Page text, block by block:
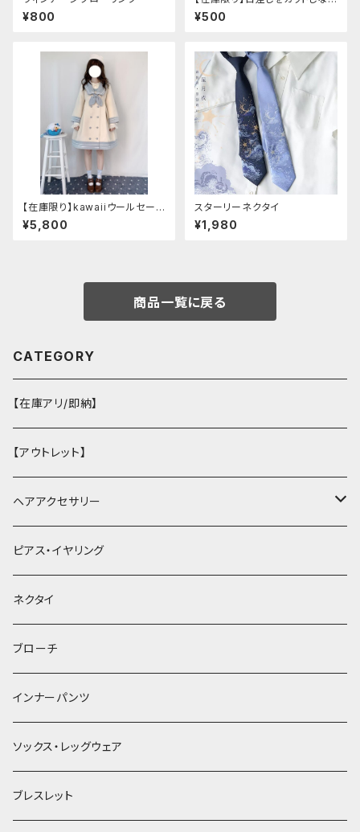
¥800
がら手元もオシャレに♪ UVア
ームカバー ブラック レース
¥500
【在庫限り】kawaiiウールセーラ
ージャケット(胸元リボン付き) M
サイズ
¥5,800
スターリーネクタイ
¥1,980
商品一覧に戻る
CATEGORY
【在庫アリ/即納】
【アウトレット】
ヘアアクセサリー
ヘアクリップ
ヘッドドレス・カチューシャ
ヘアゴム
簪
ピアス・イヤリング
ネクタイ
ブローチ
インナーパンツ
ソックス・レッグウェア
ブレスレット